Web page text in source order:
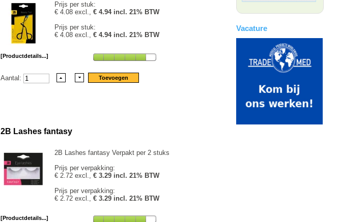
Vacature
Prijs per stuk:
€ 4.08 excl., € 4.94 incl. 21% BTW
Prijs per stuk:
€ 4.08 excl., € 4.94 incl. 21% BTW
[Productdetails...]
Aantal:
2B Lashes fantasy
2B Lashes fantasy Verpakt per 2 stuks
Prijs per verpakking:
€ 2.72 excl., € 3.29 incl. 21% BTW
Prijs per verpakking:
€ 2.72 excl., € 3.29 incl. 21% BTW
[Productdetails...]